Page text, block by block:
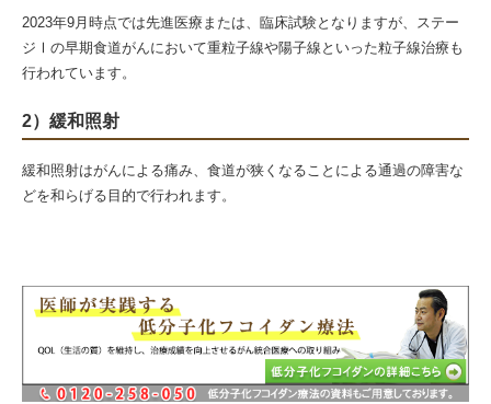
2023年9月時点では先進医療または、臨床試験となりますが、ステー
ジⅠの早期食道がんにおいて重粒子線や陽子線といった粒子線治療も
行われています。
2）緩和照射
緩和照射はがんによる痛み、食道が狭くなることによる通過の障害な
どを和らげる目的で行われます。